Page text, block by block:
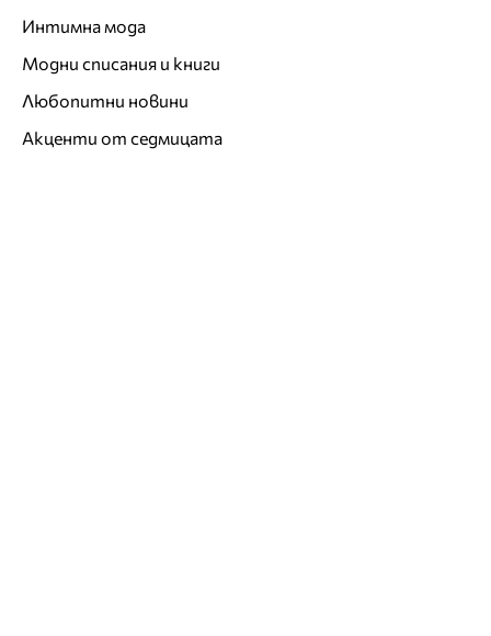
Интимна мода
Модни списания и книги
Любопитни новини
Акценти от седмицата